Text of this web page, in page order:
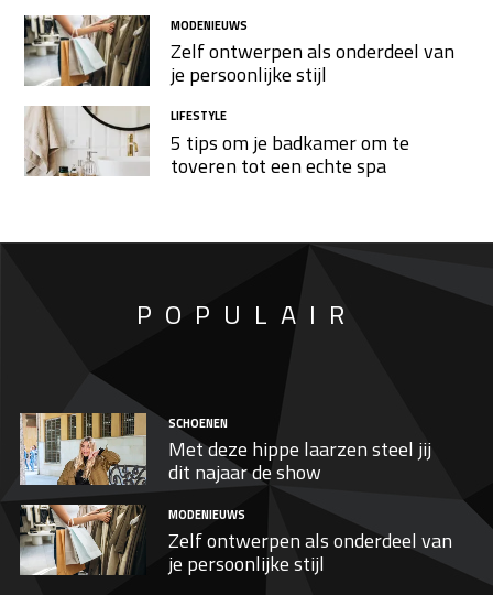
MODENIEUWS
Zelf ontwerpen als onderdeel van
je persoonlijke stijl
LIFESTYLE
5 tips om je badkamer om te
toveren tot een echte spa
POPULAIR
SCHOENEN
Met deze hippe laarzen steel jij
dit najaar de show
MODENIEUWS
Zelf ontwerpen als onderdeel van
je persoonlijke stijl